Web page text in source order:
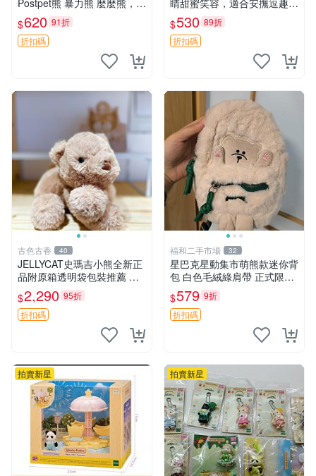
Postpet熊 暴力熊 麼麼熊，實
物精緻收藏無損，二手誠意出
售 暴力熊 MOMO熊 日本版
櫥趣熊熊偶
$620 91折
折扣碼
睛甜蜜笑容，適合安撫逗趣可
愛，柔軟面料手感佳。14 白
色安撫熊 毛絨玩具 寶寶逗樂
具
$530 89折
折扣碼
古色古香 40
JELLYCAT史瑪吉小熊全新正
品附原箱透明袋包裝推薦 透
明袋 包裝盒 史瑪吉小熊
$2,290 95折
折扣碼
福和二手市場 32
星巴克星動集市萌熊款迷你背
包 白色毛絨綠肩帶 正式限量
版 新品 上市未拆封 尺寸約20
公分 超適合收藏 迷你背包 毛
絨玩具 背包配件
$579 9折
折扣碼
拍賣新星 拍賣新星